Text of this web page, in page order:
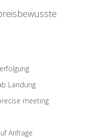
Landung
meeting
Anfrage